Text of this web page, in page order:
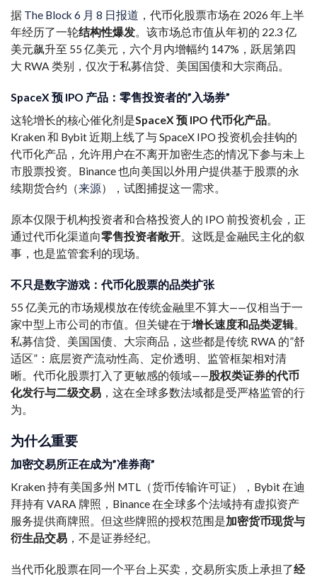
据 The Block 6 月 8 日报道 ，代币化股票市场在 2026 年上半
年经历了一轮结构性爆发。该市场总市值从年初的 22.3 亿
美元飙升至 55 亿美元，六个月内增幅约 147%，跃居第四
大 RWA 类别，仅次于私募信贷、美国国债和大宗商品。
SpaceX 预 IPO 产品：零售投资者的”入场券”
这轮增长的核心催化剂是SpaceX 预 IPO 代币化产品。
Kraken 和 Bybit 近期上线了与 SpaceX IPO 投资机会挂钩的
代币化产品，允许用户在不离开加密生态的情况下参与未上
市股票投资。Binance 也向美国以外用户提供基于股票的永
续期货合约（来源），试图捕捉这一需求。
原本仅限于机构投资者和合格投资人的 IPO 前投资机会，正
通过代币化渠道向零售投资者敞开。这既是金融民主化的叙
事，也是监管套利的现场。
不只是数字游戏：代币化股票的品类扩张
55 亿美元的市场规模放在传统金融里不算大——仅相当于一
家中型上市公司的市值。但关键在于增长速度和品类逻辑。
私募信贷、美国国债、大宗商品，这些都是传统 RWA 的”舒
适区”：底层资产流动性高、定价透明、监管框架相对清
晰。代币化股票打入了更敏感的领域——股权类证券的代币
化发行与二级交易 ，这在全球多数法域都是受严格监管的行
为。
为什么重要
加密交易所正在成为”准券商”
Kraken 持有美国多州 MTL（货币传输许可证），Bybit 在迪
拜持有 VARA 牌照，Binance 在全球多个法域持有虚拟资产
服务提供商牌照。但这些牌照的授权范围是加密货币现货与
衍生品交易 ，不是证券经纪。
当代币化股票在同一个平台上买卖，交易所实质上承担了经